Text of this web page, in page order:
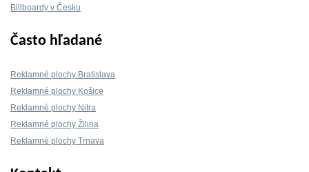
Billboardy v Česku
Často hľadané
Reklamné plochy Bratislava
Reklamné plochy Košice
Reklamné plochy Nitra
Reklamné plochy Žilina
Reklamné plochy Trnava